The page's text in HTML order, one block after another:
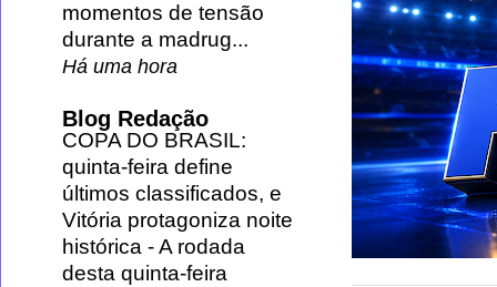
momentos de tensão
durante a madrug...
Há uma hora
Blog Redação
COPA DO BRASIL:
quinta-feira define
últimos classificados, e
Vitória protagoniza noite
histórica -A rodada
desta quinta-feira